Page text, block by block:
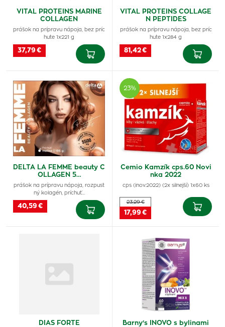
VITAL PROTEINS MARINE
COLLAGEN
prášok na prípravu nápoja, bez príc
hute 1x221 g
37,79 €
VITAL PROTEINS COLLAGE
N PEPTIDES
prášok na prípravu nápoja, bez príc
hute 1x284 g
81,42 €
DELTA LA FEMME beauty C
OLLAGEN 5…
prášok na prípravu nápoja, rozpust
ný kolagén, príchuť…
40,59 €
23%
Cemio Kamzík cps.60 Novi
nka 2022
cps (inov.2022) (2x silnejší) 1x60 ks
23,29 €
17,99 €
DIAS FORTE
Barny's INOVO s bylinami